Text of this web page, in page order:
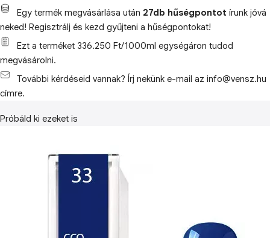
Egy termék megvásárlása után 27db hűségpontot írunk jóvá
neked! Regisztrálj és kezd gyűjteni a hűségpontokat!
Ezt a terméket 336.250 Ft/1000ml egységáron tudod
megvásárolni.
További kérdéseid vannak? Írj nekünk e-mail az info@vensz.hu
címre.
Próbáld ki ezeket is